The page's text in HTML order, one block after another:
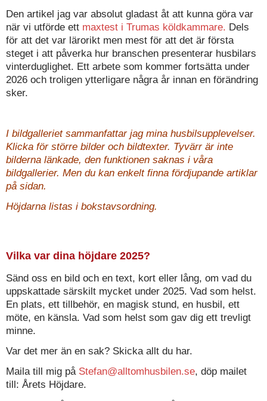
Den artikel jag var absolut gladast åt att kunna göra var
när vi utförde ett maxtest i Trumas köldkammare. Dels
för att det var lärorikt men mest för att det är första
steget i att påverka hur branschen presenterar husbilars
vinterduglighet. Ett arbete som kommer fortsätta under
2026 och troligen ytterligare några år innan en förändring
sker.
I bildgalleriet sammanfattar jag mina husbilsupplevelser.
Klicka för större bilder och bildtexter. Tyvärr är inte
bilderna länkade, den funktionen saknas i våra
bildgallerier. Men du kan enkelt finna fördjupande artiklar
på sidan.
Höjdarna listas i bokstavsordning.
Vilka var dina höjdare 2025?
Sänd oss en bild och en text, kort eller lång, om vad du
uppskattade särskilt mycket under 2025. Vad som helst.
En plats, ett tillbehör, en magisk stund, en husbil, ett
möte, en känsla. Vad som helst som gav dig ett trevligt
minne.
Var det mer än en sak? Skicka allt du har.
Maila till mig på Stefan@alltomhusbilen.se, döp mailet
till: Årets Höjdare.